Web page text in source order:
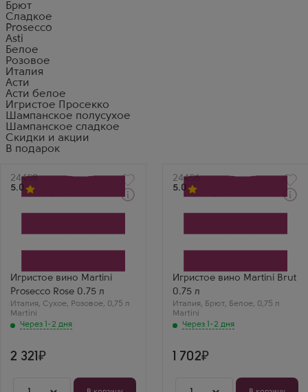
Брют
Сладкое
Prosecco
Asti
Белое
Розовое
Италия
Асти
Асти белое
Игристое Просекко
Шампанское полусухое
Шампанское сладкое
Скидки и акции
В подарок
Артикул
24458
5.0
Игристое вино Martini
Prosecco Rose 0.75 л
Италия, Сухое, Розовое, 0,75 л
Martini
Через 1-2 дня
Мартини Просекко Розе
Martini
Сорт винограда
Глера
Иосиф Пригожин
Мартини Просекко
Розе — идеальный
модно и вкусно.
2 321
Артикул
24456
5.0
Игристое вино Martini Brut
0.75 л
Италия, Брют, Белое, 0,75 л
Martini
Через 1-2 дня
Мартини Брют
Martini
Сорт винограда
Глера
Регион
Пьемонт
Тарзан
Сухой, строгий и
легендарного
1 702